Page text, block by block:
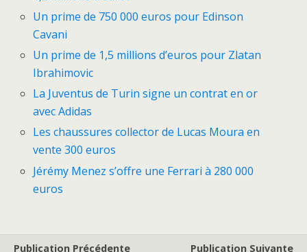
Un prime de 750 000 euros pour Edinson
Cavani
Un prime de 1,5 millions d’euros pour Zlatan
Ibrahimovic
La Juventus de Turin signe un contrat en or
avec Adidas
Les chaussures collector de Lucas Moura en
vente 300 euros
Jérémy Menez s’offre une Ferrari à 280 000
euros
Publication Précédente
Publication Suivante